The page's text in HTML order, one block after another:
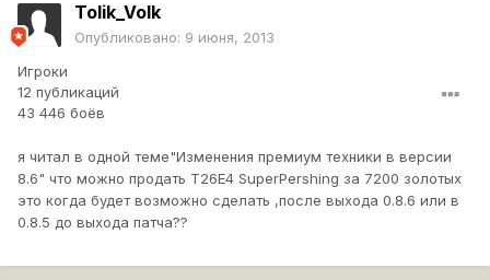
Tolik_Volk
Опубликовано: 9 июня, 2013
Игроки
12 публикаций
43 446 боёв
я читал в одной теме"Изменения премиум техники в версии
8.6" что можно продать T26E4 SuperPershing за 7200 золотых
это когда будет возможно сделать ,после выхода 0.8.6 или в
0.8.5 до выхода патча??